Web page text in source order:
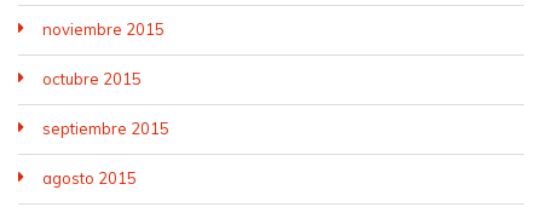
noviembre 2015
octubre 2015
septiembre 2015
agosto 2015